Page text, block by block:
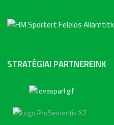
STRATÉGIAI PARTNEREINK